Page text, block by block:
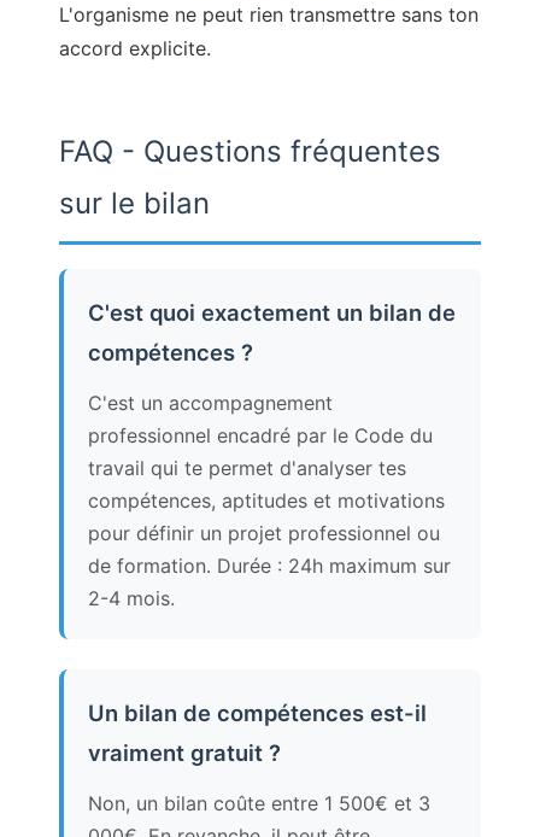
L'organisme ne peut rien transmettre sans ton
accord explicite.
FAQ - Questions fréquentes
sur le bilan
C'est quoi exactement un bilan de
compétences ?
C'est un accompagnement
professionnel encadré par le Code du
travail qui te permet d'analyser tes
compétences, aptitudes et motivations
pour définir un projet professionnel ou
de formation. Durée : 24h maximum sur
2-4 mois.
Un bilan de compétences est-il
vraiment gratuit ?
Non, un bilan coûte entre 1 500€ et 3